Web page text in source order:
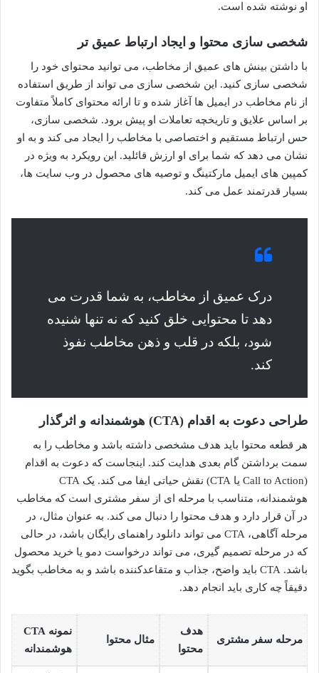
او نوشته شده است.
شخصی سازی محتوا و ایجاد ارتباط عمیق تر
با داشتن بینش های عمیق از مخاطب، می توانید محتوای خود را
شخصی سازی کنید. این شخصی سازی می تواند از طریق استفاده
از نام مخاطب در ایمیل ها آغاز شده و تا ارائه محتوای کاملاً متفاوت
بر اساس علایق و تاریخچه تعاملات او پیش برود. شخصی سازی،
حس ارتباط مستقیم و اختصاصی با مخاطب را ایجاد می کند و به او
نشان می دهد که شما برای او ارزش قائلید. این رویکرد به ویژه در
کمپین های ایمیل مارکتینگ و توصیه های محصول در وب سایت ها،
بسیار قدرتمند عمل می کند.
درک عمیق از مخاطب، به شما قدرت می
دهد تا محتوایی خلق کنید که نه تنها شنیده
شود، بلکه در قلب و ذهن مخاطب نفوذ
کند.
طراحی دعوت به اقدام (CTA) هوشمندانه و اثرگذار
هر قطعه محتوا باید هدف مشخصی داشته باشد و مخاطب را به
سمت برداشتن گام بعدی هدایت کند. اینجاست که دعوت به اقدام
(Call to Action یا CTA) نقش حیاتی ایفا می کند. یک CTA
هوشمندانه، متناسب با مرحله ای از سفر مشتری است که مخاطب
در آن قرار دارد و هدف محتوا را دنبال می کند. به عنوان مثال، در
مرحله آگاهی، CTA می تواند دانلود راهنمای رایگان باشد، در حالی
که در مرحله تصمیم گیری، می تواند درخواست دمو یا خرید محصول
باشد. CTA باید واضح، جذاب و متقاعدکننده باشد و به مخاطب بگوید
دقیقاً چه کاری باید انجام دهد.
مرحله سفر مشتری
هدف
محتوا
مثال محتوا
نمونه CTA
هوشمندانه